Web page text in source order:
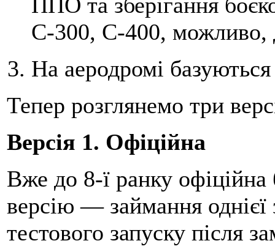
С-300, С-400, можливо,
На аеродромі
Тепер розглянемо три
Версія 1. Офіційна
Вже до 8-ї ранку офіційна
версію — займання однієї
тестового запуску після